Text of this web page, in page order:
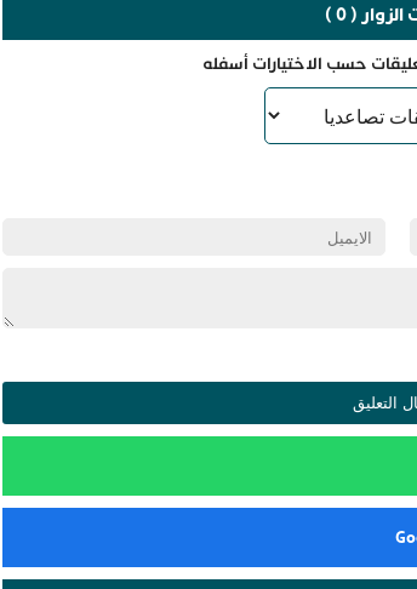
( 0 )
حسب الاختيارات أسفله